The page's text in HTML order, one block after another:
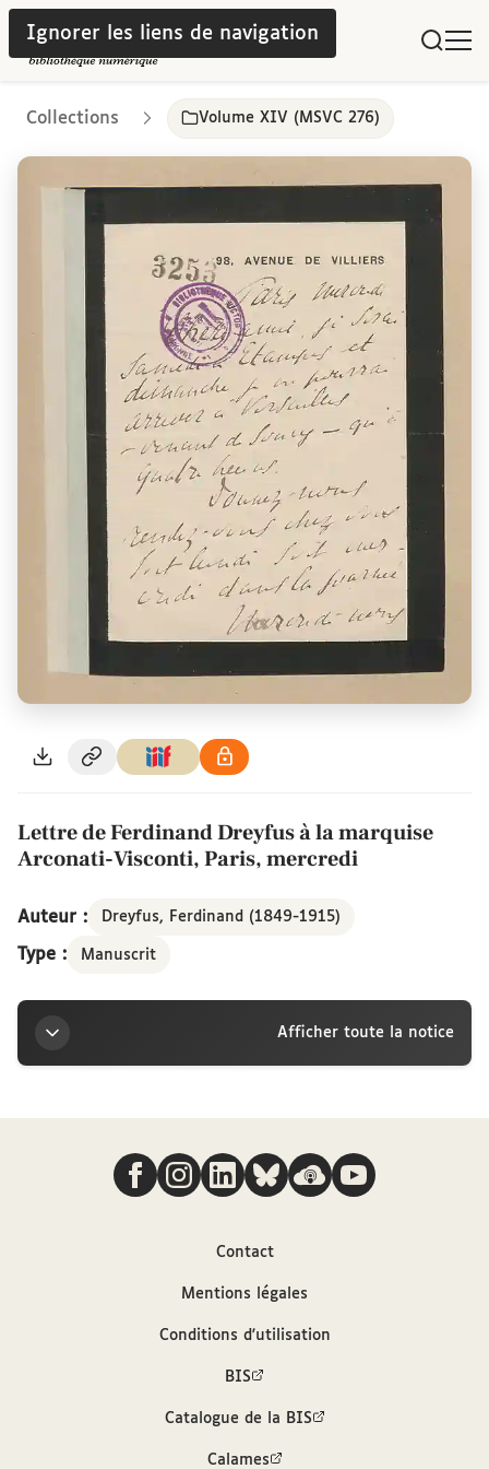
Ignorer les liens de navigation
Collections Volume XIV (MSVC 276)
Lettre de Ferdinand Dreyfus à la marquise
Arconati-Visconti, Paris, mercredi
Auteur : Dreyfus, Ferdinand (1849-1915)
Type : Manuscrit
Afficher toute la notice
Titre
Lettre de Ferdinand Dreyfus à la marquise
Arconati-Visconti, Paris, mercredi
Nous suivre
Contact
Mentions légales
Conditions d'utilisation
BIS
Catalogue de la BIS
Calames